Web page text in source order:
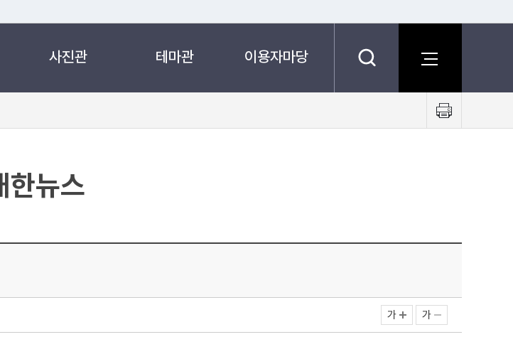
사진관 테마관 이용자마당
트
한뉴스
가 가